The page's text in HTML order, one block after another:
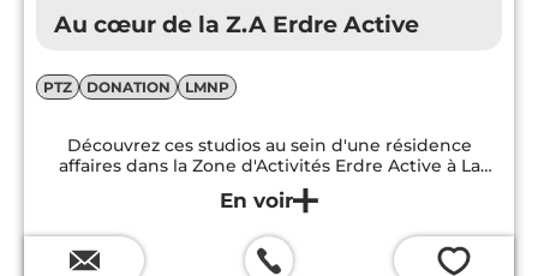
Au cœur de la Z.A Erdre Active
PTZ DONATION LMNP
Découvrez ces studios au sein d'une résidence
affaires dans la Zone d'Activités Erdre Active à La
Chapelle-sur-Erdre. Ces logements sont parfaits pour
un investissement LMNP.
💗